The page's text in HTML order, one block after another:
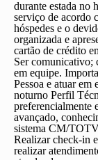
durante estada no
serviço de acordo
hóspedes e o
organizada e
cartão de crédito
Ser comunicativo;
em equipe.
Pessoa e atuar
noturno Perfil
preferencialmente
avançado,
sistema CM/
Realizar check-in
realizar